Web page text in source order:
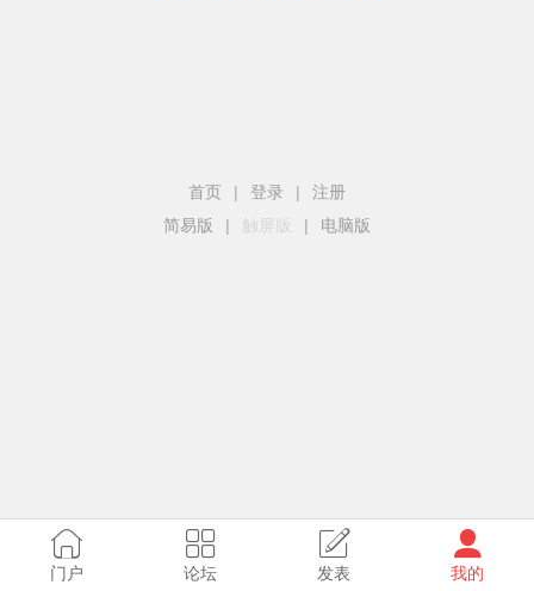
首页 | 登录 |
注册
简易版
| 触屏版 | 电脑版
门户 论坛 发表 我的